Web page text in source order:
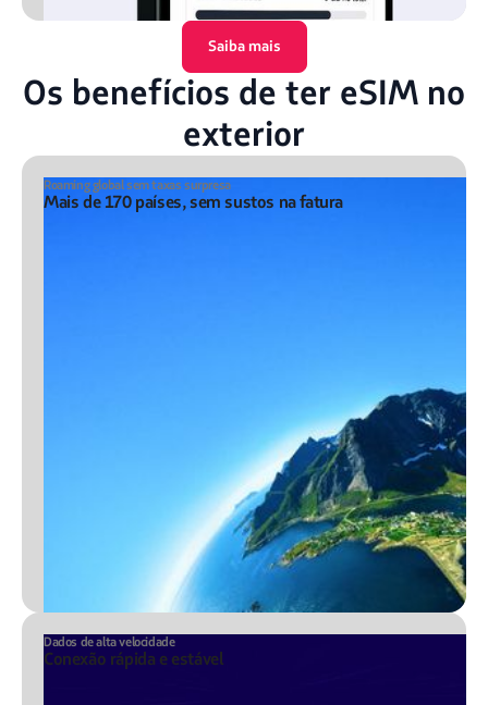
Saiba mais
Os benefícios de ter eSIM no
exterior
Roaming global sem taxas surpresa
Mais de 170 países, sem sustos na fatura
Dados de alta velocidade
Conexão rápida e estável